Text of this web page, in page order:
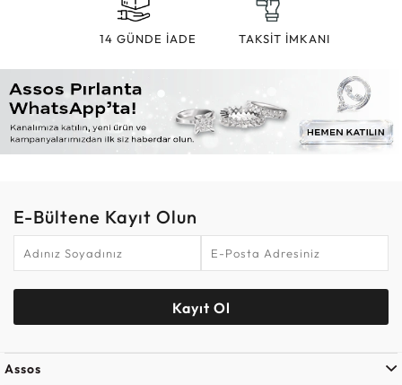
14 GÜNDE İADE TAKSİT İMKANI
E-Bültene Kayıt Olun
Kayıt Ol
Assos